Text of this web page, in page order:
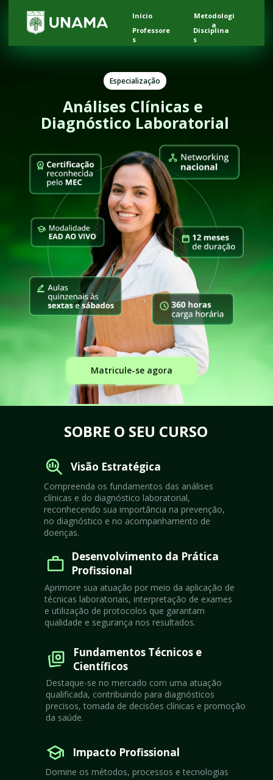
Análises Clínicas e
Diagnóstico Laboratorial
Especialização
Matricule-se agora
Disciplina
s
Início
Metodologi
a
Professore
s
SOBRE O SEU CURSO
Visão Estratégica
Desenvolvimento da Prática
Profissional
Fundamentos Técnicos e
Científicos
Impacto Profissional
Aprimore sua atuação por meio da aplicação de
técnicas laboratoriais, interpretação de exames
e utilização de protocolos que garantam
qualidade e segurança nos resultados.
Domine os métodos, processos e tecnologias
Destaque-se no mercado com uma atuação
qualificada, contribuindo para diagnósticos
precisos, tomada de decisões clínicas e promoção
da saúde.
Compreenda os fundamentos das análises
clínicas e do diagnóstico laboratorial,
reconhecendo sua importância na prevenção,
no diagnóstico e no acompanhamento de
doenças.